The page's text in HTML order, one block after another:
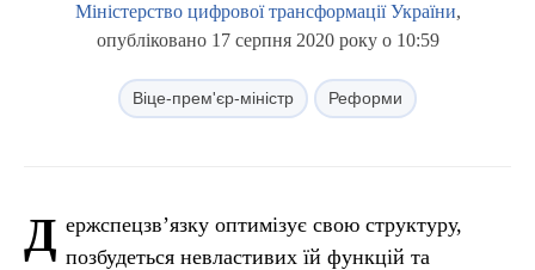
Міністерство цифрової трансформації України,
опубліковано 17 серпня 2020 року о 10:59
Віце-прем'єр-міністр Реформи
Д ержспецзв’язку оптимізує свою структуру,
позбудеться невластивих їй функцій та